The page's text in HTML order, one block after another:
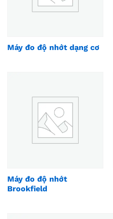
Máy đo độ nhớt dạng cơ
Máy đo độ nhớt
Brookfield